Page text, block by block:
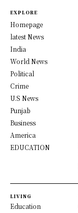
EXPLORE
Homepage
latest News
India
World News
Political
Crime
U.S News
Punjab
Business
America
EDUCATION
LIVING
Education